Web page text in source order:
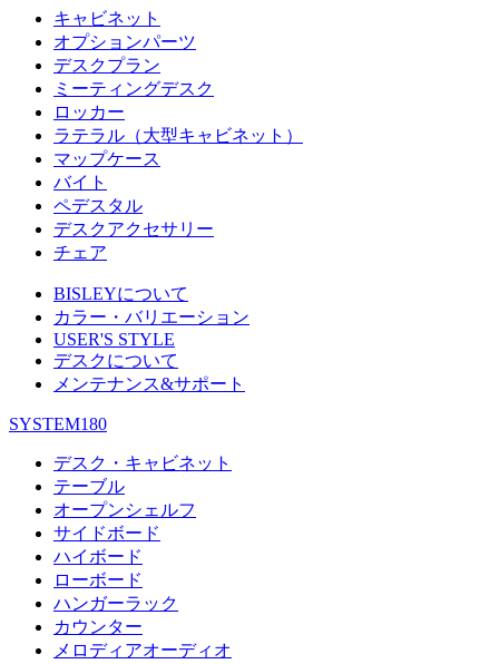
キャビネット
オプションパーツ
デスクプラン
ミーティングデスク
ロッカー
ラテラル（大型キャビネット）
マップケース
バイト
ペデスタル
デスクアクセサリー
チェア
BISLEYについて
カラー・バリエーション
USER'S STYLE
デスクについて
メンテナンス&サポート
SYSTEM180
デスク・キャビネット
テーブル
オープンシェルフ
サイドボード
ハイボード
ローボード
ハンガーラック
カウンター
メロディアオーディオ